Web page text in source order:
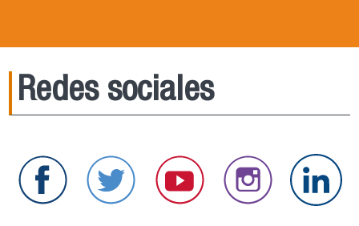
Redes sociales